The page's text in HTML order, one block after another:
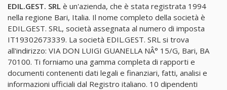
EDIL.GEST. SRL è un'azienda, che è stata registrata 1994
nella regione Bari, Italia. Il nome completo della società è
EDIL.GEST. SRL, società assegnata al numero di imposta
IT19302673339. La società EDIL.GEST. SRL si trova
all'indirizzo: VIA DON LUIGI GUANELLA NÂ° 15/G, Bari, BA
70100. Ti forniamo una gamma completa di rapporti e
documenti contenenti dati legali e finanziari, fatti, analisi e
informazioni ufficiali dal Registro italiano. 10 dipendenti